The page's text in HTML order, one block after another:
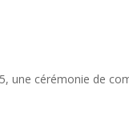
une cérémonie de